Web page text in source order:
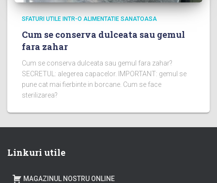
SFATURI UTILE INTR-O ALIMENTATIE SANATOASA
Cum se conserva dulceata sau gemul
fara zahar
Cum se conserva dulceata sau gemul fara zahar?
SECRETUL: alegerea capacelor. IMPORTANT: gemul se
pune cat mai fierbinte in borcane. Cum se face
sterilizarea?
Linkuri utile
MAGAZINUL NOSTRU ONLINE